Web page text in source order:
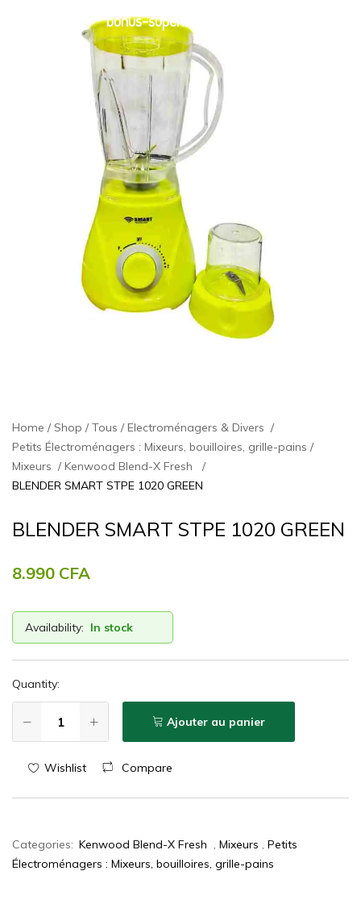
Home Shop Tous
Electroménagers & Divers
Petits Électroménagers : Mixeurs, bouilloires, grille-pains
Mixeurs
Kenwood Blend-X Fresh
BLENDER SMART STPE 1020 GREEN
BLENDER SMART STPE 1020 GREEN
8.990 CFA
Availability: In stock
Quantity:
Ajouter au panier
Wishlist Compare
Categories: Kenwood Blend-X Fresh , Mixeurs , Petits
Électroménagers : Mixeurs, bouilloires, grille-pains
bonus-supermarche.com